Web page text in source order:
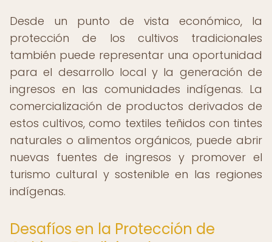
Desde un punto de vista económico, la
protección de los cultivos tradicionales
también puede representar una oportunidad
para el desarrollo local y la generación de
ingresos en las comunidades indígenas. La
comercialización de productos derivados de
estos cultivos, como textiles teñidos con tintes
naturales o alimentos orgánicos, puede abrir
nuevas fuentes de ingresos y promover el
turismo cultural y sostenible en las regiones
indígenas.
Desafíos en la Protección de